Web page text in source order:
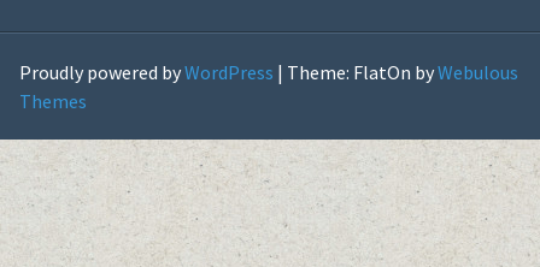
Proudly powered byWordPress | Theme: FlatOn byWebulous
Themes